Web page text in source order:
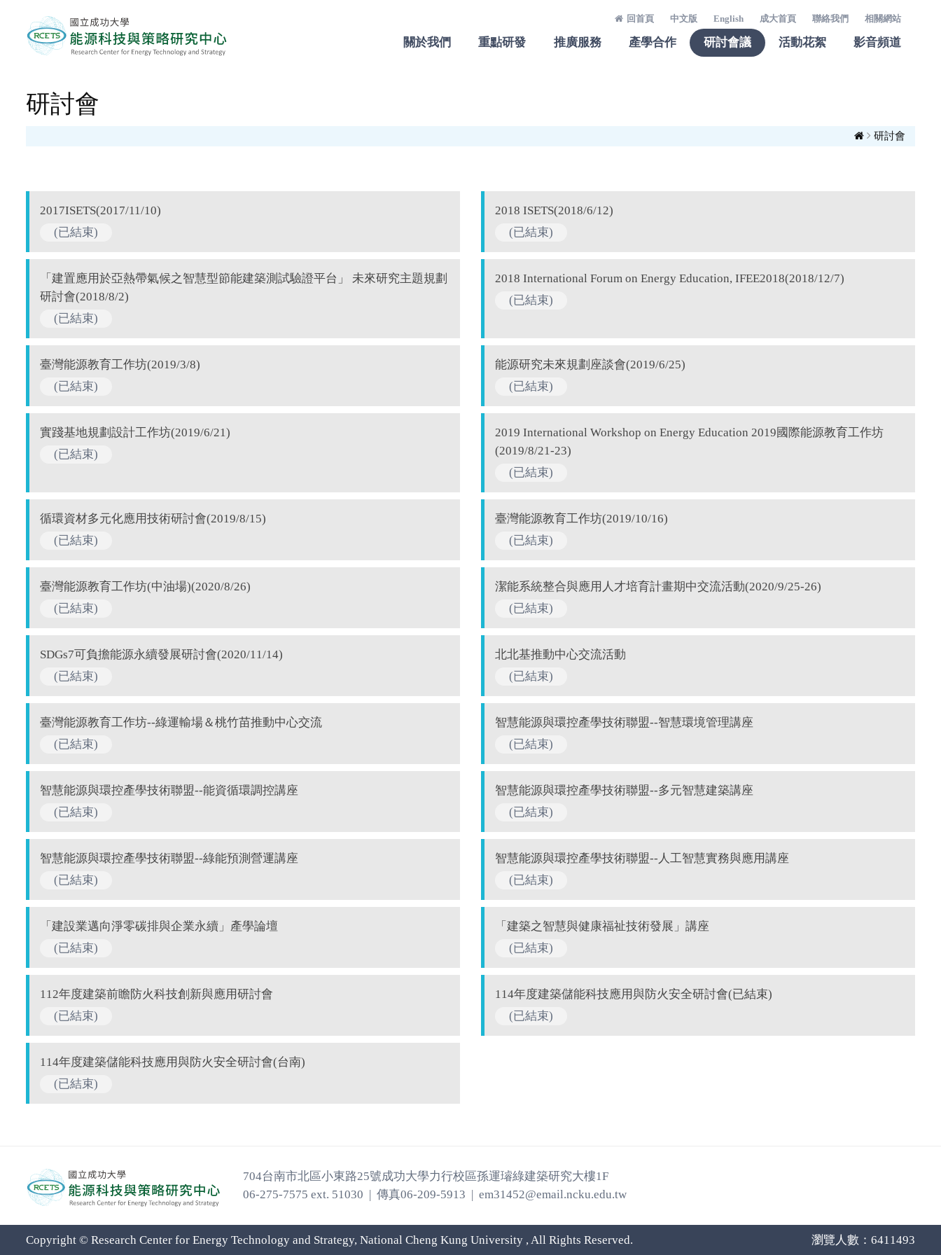
關於我們 重點研發 推廣服務 產學合作 研討會議 活動花絮 影音頻道
回首頁 中文版 English 成大首頁 聯絡我們 相關網站
研討會
研討會
2017ISETS(2017/11/10)
(已結束)
2018 ISETS(2018/6/12)
(已結束)
「建置應用於亞熱帶氣候之智慧型節能建築測試驗證平台」 未來研究主題規劃
研討會(2018/8/2)
(已結束)
2018 International Forum on Energy Education, IFEE2018(2018/12/7)
(已結束)
臺灣能源教育工作坊(2019/3/8)
(已結束)
能源研究未來規劃座談會(2019/6/25)
(已結束)
實踐基地規劃設計工作坊(2019/6/21)
(已結束)
2019 International Workshop on Energy Education 2019國際能源教育工作坊
(2019/8/21-23)
(已結束)
循環資材多元化應用技術研討會(2019/8/15)
(已結束)
臺灣能源教育工作坊(2019/10/16)
(已結束)
臺灣能源教育工作坊(中油場)(2020/8/26)
(已結束)
潔能系統整合與應用人才培育計畫期中交流活動(2020/9/25-26)
(已結束)
SDGs7可負擔能源永續發展研討會(2020/11/14)
(已結束)
北北基推動中心交流活動
(已結束)
臺灣能源教育工作坊--綠運輸場＆桃竹苗推動中心交流
(已結束)
智慧能源與環控產學技術聯盟--智慧環境管理講座
(已結束)
智慧能源與環控產學技術聯盟--能資循環調控講座
(已結束)
智慧能源與環控產學技術聯盟--多元智慧建築講座
(已結束)
智慧能源與環控產學技術聯盟--綠能預測營運講座
(已結束)
智慧能源與環控產學技術聯盟--人工智慧實務與應用講座
(已結束)
「建設業邁向淨零碳排與企業永續」產學論壇
(已結束)
「建築之智慧與健康福祉技術發展」講座
(已結束)
112年度建築前瞻防火科技創新與應用研討會
(已結束)
114年度建築儲能科技應用與防火安全研討會(已結束)
(已結束)
114年度建築儲能科技應用與防火安全研討會(台南)
(已結束)
704台南市北區小東路25號成功大學力行校區孫運璿綠建築研究大樓1F
06-275-7575 ext. 51030 | 傳真06-209-5913 | em31452@email.ncku.edu.tw
Copyright © Research Center for Energy Technology and Strategy, National Cheng Kung University , All Rights Reserved. 瀏覽人數：6411493